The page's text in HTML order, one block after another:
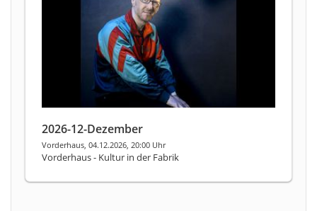
2026-12-Dezember
Vorderhaus, 04.12.2026, 20:00 Uhr
Vorderhaus - Kultur in der Fabrik